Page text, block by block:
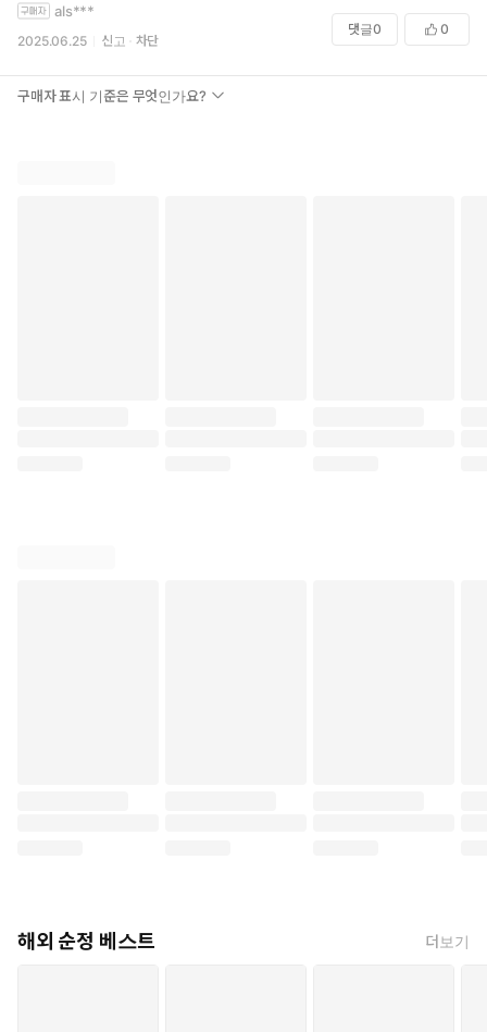
als***
2025.06.25 신고 차단
댓글0 0
구매자 표시 기준은 무엇인가요?
해외 순정 베스트 더보기